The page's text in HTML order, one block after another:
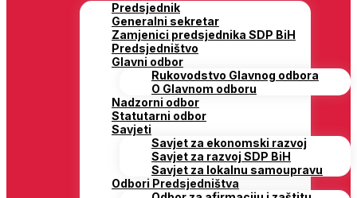
Predsjednik
Generalni sekretar
Zamjenici predsjednika SDP BiH
Predsjedništvo
Glavni odbor
Rukovodstvo Glavnog odbora
O Glavnom odboru
Nadzorni odbor
Statutarni odbor
Savjeti
Savjet za ekonomski razvoj
Savjet za razvoj SDP BiH
Savjet za lokalnu samoupravu
Odbori Predsjedništva